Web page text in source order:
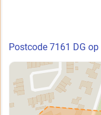
Postcode 7161 DG